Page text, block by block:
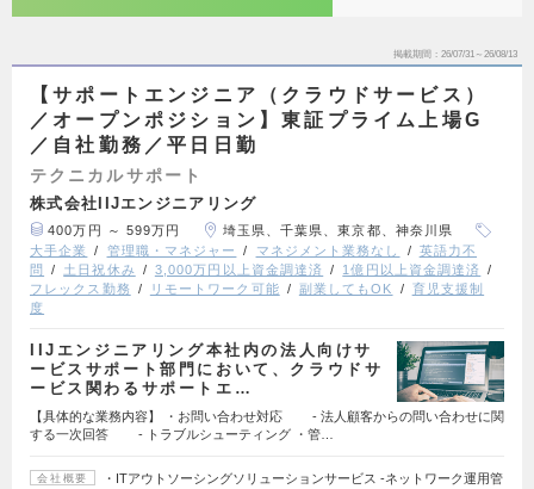
掲載期間 26/07/31～26/08/13
【サポートエンジニア（クラウドサービス）
／オープンポジション】東証プライム上場G
／自社勤務／平日日勤
テクニカルサポート
株式会社IIJエンジニアリング
400万円 ～ 599万円
埼玉県、千葉県、東京都、神奈川県
大手企業
管理職・マネジャー マネジメント業務なし
英語力不
問
土日祝休み 3,000万円以上資金調達済
1億円以上資金調達済
フレックス勤務
リモートワーク可能 副業してもOK
育児支援制
度
IIJエンジニアリング本社内の法人向けサ
ービスサポート部門において、クラウドサ
ービス関わるサポートエ…
【具体的な業務内容】 ・お問い合わせ対応 - 法人顧客からの問い合わせに関
する一次回答 - トラブルシューティング ・管…
会社概要
・ITアウトソーシングソリューションサービス -ネットワーク運用管